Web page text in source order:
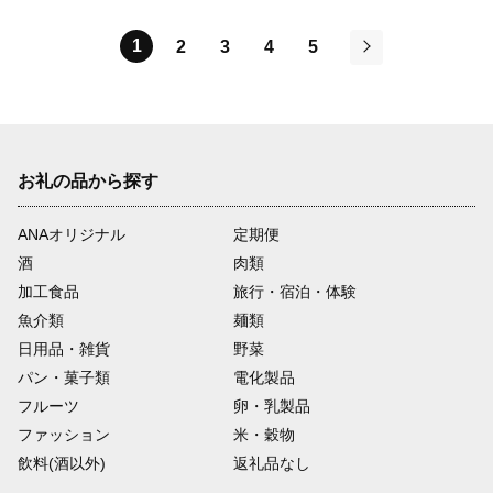
1 2 3 4
5
お礼の品から探す
ANAオリジナル
定期便
酒
肉類
加工食品
旅行・宿泊・体験
魚介類
麺類
日用品・雑貨
野菜
パン・菓子類
電化製品
フルーツ
卵・乳製品
ファッション
米・穀物
飲料(酒以外)
返礼品なし